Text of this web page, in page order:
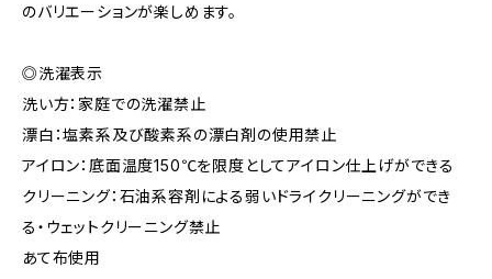
のバリエーションが楽しめます。
◎洗濯表示
洗い方：家庭での洗濯禁止
漂白：塩素系及び酸素系の漂白剤の使用禁止
アイロン：底面温度150℃を限度としてアイロン仕上げができる
クリーニング：石油系容剤による弱いドライクリーニングができ
る・ウェットクリーニング禁止
あて布使用